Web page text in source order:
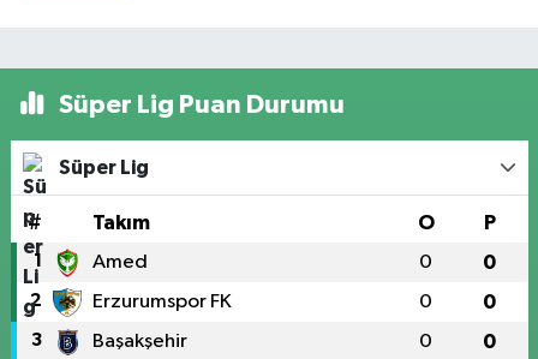
Süper Lig Puan Durumu
Süper Lig
# Takım O P
1 Amed 0 0
2 Erzurumspor FK 0 0
3 Başakşehir 0 0